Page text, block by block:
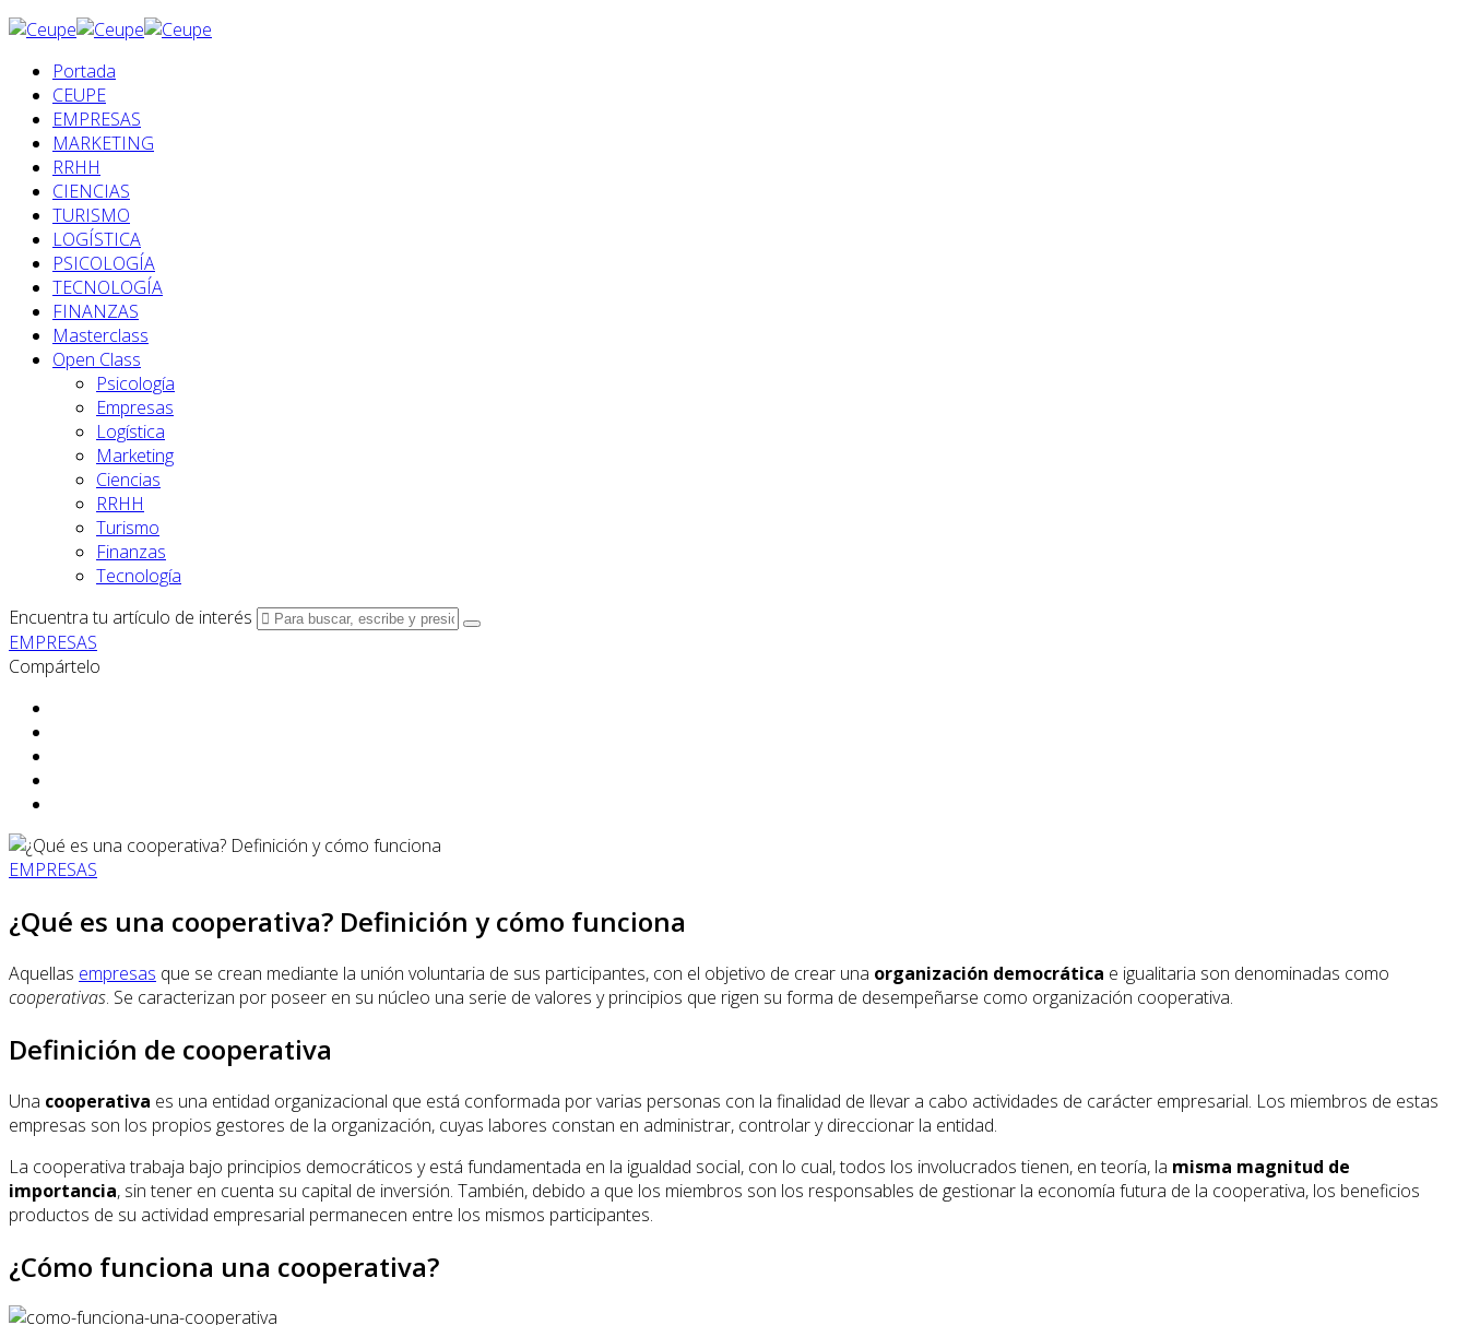
Portada
CEUPE
EMPRESAS
MARKETING
RRHH
CIENCIAS
TURISMO
LOGÍSTICA
PSICOLOGÍA
TECNOLOGÍA
FINANZAS
Masterclass
Open Class
Psicología
Empresas
Logística
Marketing
Ciencias
RRHH
Turismo
Finanzas
Tecnología
Encuentra tu artículo de interés
EMPRESAS
Compártelo
EMPRESAS
¿Qué es una cooperativa? Definición y cómo funciona
Aquellas empresas que se crean mediante la unión voluntaria de sus participantes, con el objetivo de crear una organización democrática e igualitaria son denominadas como
cooperativas. Se caracterizan por poseer en su núcleo una serie de valores y principios que rigen su forma de desempeñarse como organización cooperativa.
Definición de cooperativa
Una cooperativa es una entidad organizacional que está conformada por varias personas con la finalidad de llevar a cabo actividades de carácter empresarial. Los miembros de estas
empresas son los propios gestores de la organización, cuyas labores constan en administrar, controlar y direccionar la entidad.
La cooperativa trabaja bajo principios democráticos y está fundamentada en la igualdad social, con lo cual, todos los involucrados tienen, en teoría, la misma magnitud de
importancia, sin tener en cuenta su capital de inversión. También, debido a que los miembros son los responsables de gestionar la economía futura de la cooperativa, los beneficios
productos de su actividad empresarial permanecen entre los mismos participantes.
¿Cómo funciona una cooperativa?